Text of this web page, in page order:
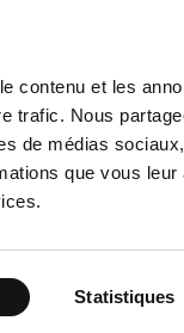
contenu et les
trafic. Nous
de médias
que vous
Statistiques
Saumon en Irlande